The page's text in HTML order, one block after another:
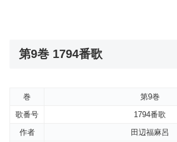
第9巻 1794番歌
巻
第9巻
歌番号
1794番歌
作者
田辺福麻呂